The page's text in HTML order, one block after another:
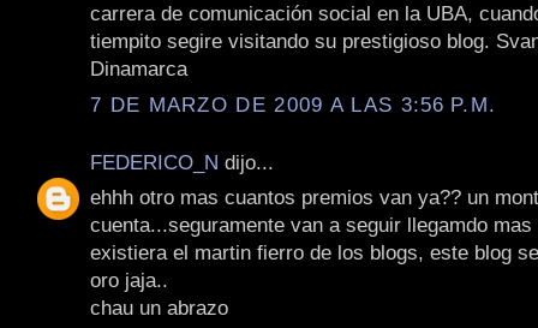
carrera de comunicación social en la UBA,
tiempito segire visitando su prestigioso blog.
Dinamarca
7 DE MARZO DE 2009 A LAS 3:56 P.M.
FEDERICO_N dijo...
ehhh otro mas cuantos premios van ya?? un
cuenta...seguramente van a seguir llegamdo
existiera el martin fierro de los blogs, este blog
oro jaja..
chau un abrazo